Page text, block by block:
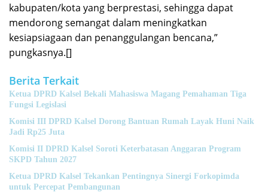
kabupaten/kota yang berprestasi, sehingga dapat
mendorong semangat dalam meningkatkan
kesiapsiagaan dan penanggulangan bencana,”
pungkasnya.[]
Berita Terkait
Ketua DPRD Kalsel Bekali Mahasiswa Magang Pemahaman Tiga
Fungsi Legislasi
Komisi III DPRD Kalsel Dorong Bantuan Rumah Layak Huni Naik
Jadi Rp25 Juta
Komisi II DPRD Kalsel Soroti Keterbatasan Anggaran Program
SKPD Tahun 2027
Ketua DPRD Kalsel Tekankan Pentingnya Sinergi Forkopimda
untuk Percepat Pembangunan